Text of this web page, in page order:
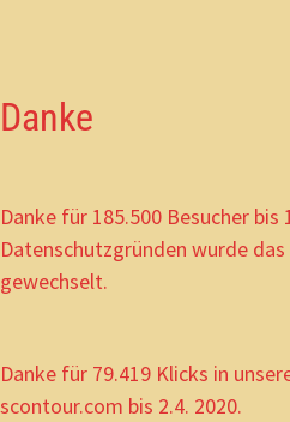
Danke
Danke für 185.500 Besucher bis
Datenschutzgründen wurde
gewechselt.
Danke für 79.419 Klicks in
scontour.com bis 2.4. 2020.